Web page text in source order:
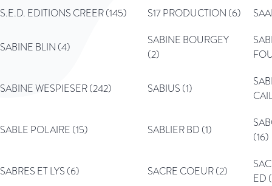
S.E.D. EDITIONS CREER (145)
S17 PRODUCTION (6)
SABINE BLIN (4)
SABINE BOURGEY
(2)
SABINE WESPIESER (242) SABIUS (1)
SABLE POLAIRE (15) SABLIER BD (1)
(16)
SABRES ET LYS (6) SACRE COEUR (2)
ED